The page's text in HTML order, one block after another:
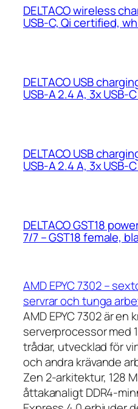
DELTACO wireless
USB-C, Qi certified,
DELTACO USB
USB-A 2.4 A, 3x USB-
DELTACO USB
USB-A 2.4 A, 3x USB-
DELTACO GST18
7/7 – GST18 female,
AMD EPYC 7302 –
servrar och tunga
AMD EPYC 7302 är en
serverprocessor med
trådar, utvecklad för
och andra krävande
Zen 2-arkitektur, 128
åttakanaligt DDR4-